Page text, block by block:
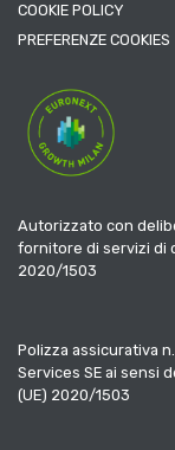
COOKIE POLICY
PREFERENZE COOKIES
Autorizzato con
fornitore di servizi di
2020/1503
Polizza assicurativa
Services SE ai sensi
(UE) 2020/1503